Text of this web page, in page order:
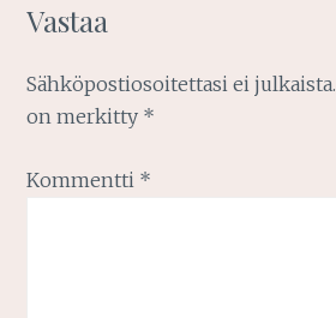
Vastaa
Sähköpostiosoitettasi ei julkaista.
on merkitty *
Kommentti *